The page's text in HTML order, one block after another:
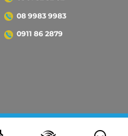
08 9983 9983
0911 86 2879